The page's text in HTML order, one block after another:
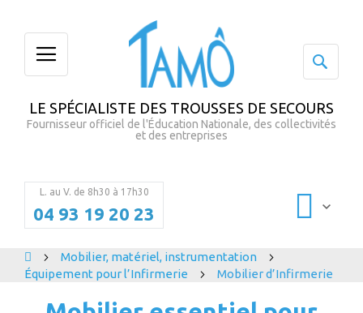
LE SPÉCIALISTE DES TROUSSES DE SECOURS
Fournisseur officiel de l'Éducation Nationale, des collectivités
et des entreprises
L. au V. de 8h30 à 17h30
04 93 19 20 23
Mobilier, matériel, instrumentation
Équipement pour l’Infirmerie
Mobilier d’Infirmerie